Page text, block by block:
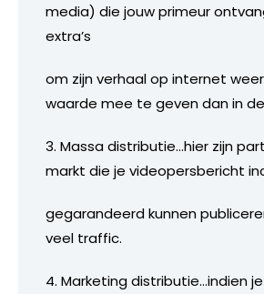
media) die jouw primeur
extra’s
om zijn verhaal op internet
waarde mee te geven dan in
3. Massa distributie…hier zijn
markt die je videopersbericht
gegarandeerd kunnen
veel traffic.
4. Marketing distributie…indien